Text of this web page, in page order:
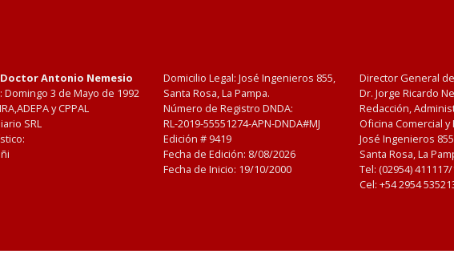
Doctor Antonio Nemesio
Domingo 3 de Mayo de 1992
y CPPAL
SRL
Domicilio Legal: José Ingenieros 855,
Santa Rosa, La Pampa.
Número de Registro DNDA:
RL-2019-55551274-APN-DNDA#MJ
Edición # 9419
Fecha de Edición: 8/08/2026
Fecha de Inicio: 19/10/2000
Director General
Dr. Jorge Ricardo
Redacción,
Oficina Comercial
José Ingenieros
Santa Rosa, La
Tel: (02954)
Cel: +54 2954